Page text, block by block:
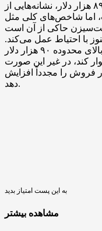
قیمت بیت کوین با رسیدن به حوالی ۸۹ هزار دلار، نشانه‌هایی از
اما شاخص‌های کلی مثل
حاکی از آن است
با احتیاط عمل می‌کند.
عبور از مقاومت‌های مهم و تثبیت بالای محدوده ۹۰ هزار دلار
کند، در غیر این صورت
فروش را مجدداً افزایش
دهد.
به این پست امتیاز بدید
مشاهده بیشتر